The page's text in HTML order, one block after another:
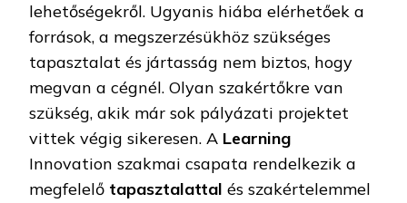
lehetőségekről. Ugyanis hiába elérhetőek a
források, a megszerzésükhöz szükséges
tapasztalat és jártasság nem biztos, hogy
megvan a cégnél. Olyan szakértőkre van
szükség, akik már sok pályázati projektet
vittek végig sikeresen. A Learning
Innovation szakmai csapata rendelkezik a
megfelelő tapasztalattal és szakértelemmel